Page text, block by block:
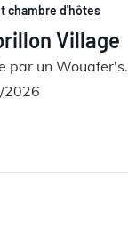
chambre d'hôtes
Village
par un Wouafer's.
2026